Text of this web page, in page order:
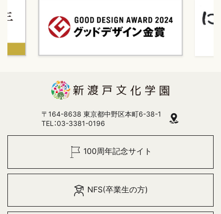
〒164-8638 東京都中野区本町6-38-1
TEL：03-3381-0196
100周年記念サイト
NFS(卒業生の方)